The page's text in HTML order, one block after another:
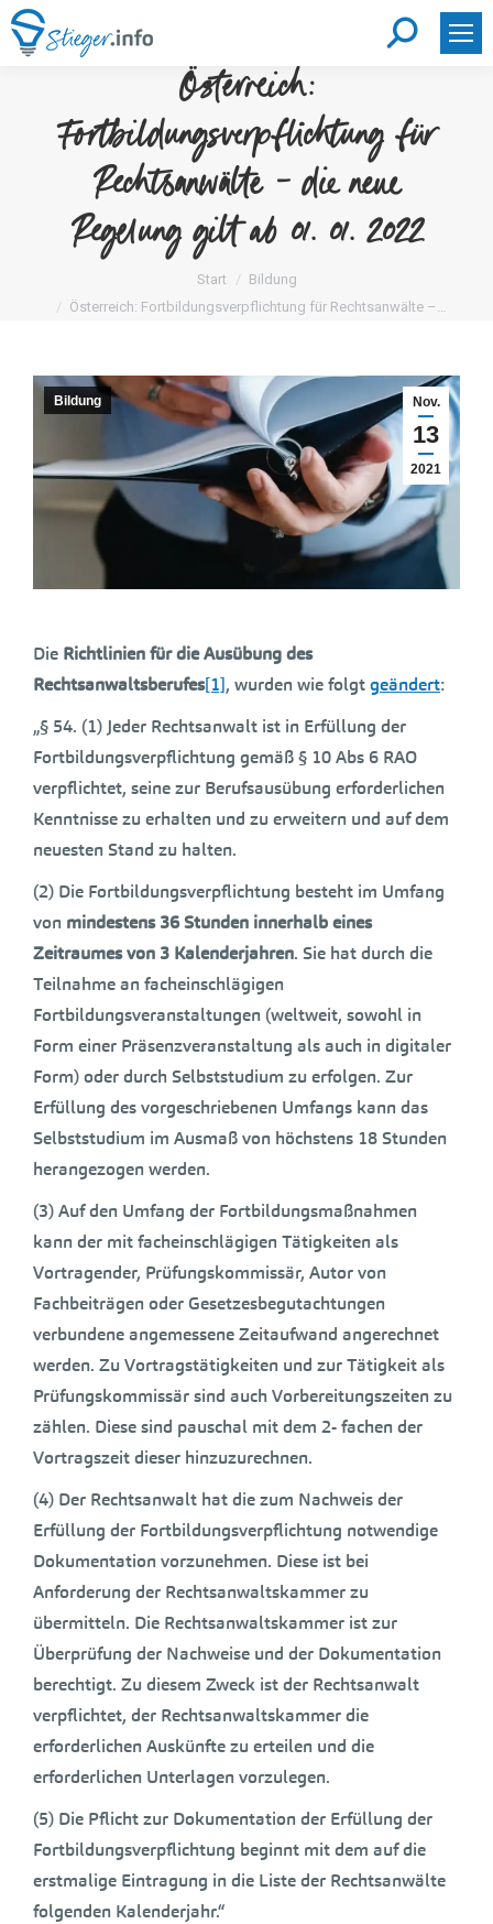
Search:
Österreich:
Fortbildungsverpflichtung für
Rechtsanwälte – die neue
Regelung gilt ab 01. 01. 2022
Sie befinden sich hier:Start
Bildung
Österreich: Fortbildungsverpflichtung für Rechtsanwälte –…
Nov.
13
2021
Bildung
Die Richtlinien für die Ausübung des
Rechtsanwaltsberufes[1], wurden wie folgtgeändert:
„§ 54. (1) Jeder Rechtsanwalt ist in Erfüllung der
Fortbildungsverpflichtung gemäß § 10 Abs 6 RAO
verpflichtet, seine zur Berufsausübung erforderlichen
Kenntnisse zu erhalten und zu erweitern und auf dem
neuesten Stand zu halten.
(2) Die Fortbildungsverpflichtung besteht im Umfang
von mindestens 36 Stunden innerhalb eines
Zeitraumes von 3 Kalenderjahren. Sie hat durch die
Teilnahme an facheinschlägigen
Fortbildungsveranstaltungen (weltweit, sowohl in
Form einer Präsenzveranstaltung als auch in digitaler
Form) oder durch Selbststudium zu erfolgen. Zur
Erfüllung des vorgeschriebenen Umfangs kann das
Selbststudium im Ausmaß von höchstens 18 Stunden
herangezogen werden.
(3) Auf den Umfang der Fortbildungsmaßnahmen
kann der mit facheinschlägigen Tätigkeiten als
Vortragender, Prüfungskommissär, Autor von
Fachbeiträgen oder Gesetzesbegutachtungen
verbundene angemessene Zeitaufwand angerechnet
werden. Zu Vortragstätigkeiten und zur Tätigkeit als
Prüfungskommissär sind auch Vorbereitungszeiten zu
zählen. Diese sind pauschal mit dem 2- fachen der
Vortragszeit dieser hinzuzurechnen.
(4) Der Rechtsanwalt hat die zum Nachweis der
Erfüllung der Fortbildungsverpflichtung notwendige
Dokumentation vorzunehmen. Diese ist bei
Anforderung der Rechtsanwaltskammer zu
übermitteln. Die Rechtsanwaltskammer ist zur
Überprüfung der Nachweise und der Dokumentation
berechtigt. Zu diesem Zweck ist der Rechtsanwalt
verpflichtet, der Rechtsanwaltskammer die
erforderlichen Auskünfte zu erteilen und die
erforderlichen Unterlagen vorzulegen.
(5) Die Pflicht zur Dokumentation der Erfüllung der
Fortbildungsverpflichtung beginnt mit dem auf die
erstmalige Eintragung in die Liste der Rechtsanwälte
folgenden Kalenderjahr.“